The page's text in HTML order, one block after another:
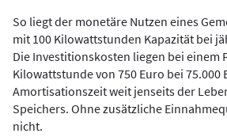
So liegt der monetäre Nutzen eines
mit 100 Kilowattstunden Kapazität bei
Die Investitionskosten liegen bei einem
Kilowattstunde von 750 Euro bei 75.000
Amortisationszeit weit jenseits der
Speichers. Ohne zusätzliche
nicht.